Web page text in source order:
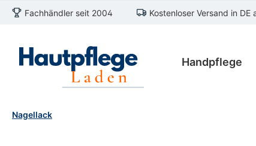
Hauptinhalt springen
Zur Suche springen
Zur Hauptnavigation springen
Fachhändler seit 2004 Kostenloser Versand in DE
Handpflege
Nagellack